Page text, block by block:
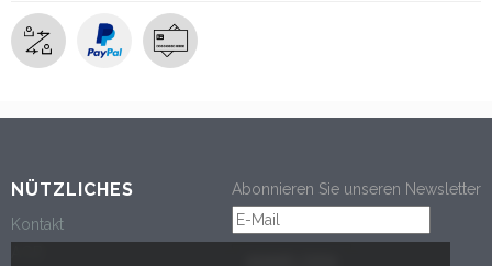
NÜTZLICHES
Kontakt
Abonnieren Sie unseren Newsletter